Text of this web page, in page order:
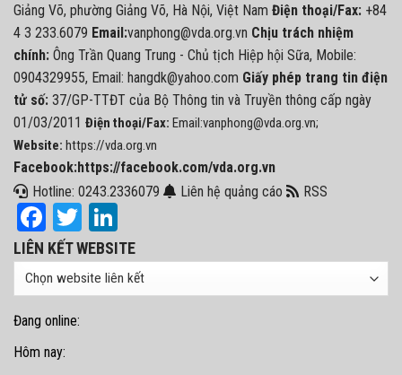
Giảng Võ, phường Giảng Võ, Hà Nội, Việt Nam Điện thoại/Fax: +84
4 3 233.6079 Email:vanphong@vda.org.vn Chịu trách nhiệm
chính: Ông Trần Quang Trung - Chủ tịch Hiệp hội Sữa, Mobile:
0904329955, Email: hangdk@yahoo.com Giấy phép trang tin điện
tử số: 37/GP-TTĐT của Bộ Thông tin và Truyền thông cấp ngày
01/03/2011 Điện thoại/Fax: Email:vanphong@vda.org.vn;
Website: https://vda.org.vn
Facebook:https://facebook.com/vda.org.vn
Hotline: 0243.2336079
Liên hệ quảng cáo RSS
Facebook
Twitter
LIÊN KẾT WEBSITE
Đang online:
Hôm nay: